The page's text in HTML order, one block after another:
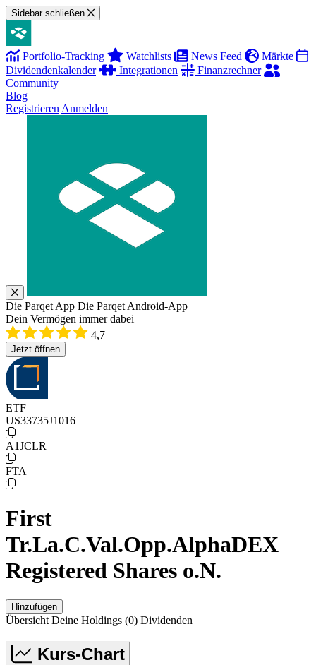
Sidebar schließen
Portfolio-Tracking Watchlists News Feed
Märkte
Dividendenkalender
Integrationen
Finanzrechner
Community
Blog
Registrieren Anmelden
Die Parqet App Die Parqet Android-App
Dein Vermögen immer dabei
4,7
Jetzt öffnen
ETF
US33735J1016
A1JCLR
FTA
First
Tr.La.C.Val.Opp.AlphaDEX
Registered Shares o.N.
Hinzufügen
Übersicht Deine Holdings (0) Dividenden
Kurs-Chart